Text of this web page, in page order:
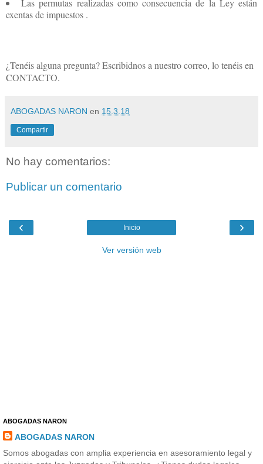
Las permutas realizadas como consecuencia de la Ley están
exentas de impuestos .
¿Tenéis alguna pregunta? Escribidnos a nuestro correo, lo tenéis en
CONTACTO.
ABOGADAS NARON en 15.3.18
Compartir
No hay comentarios:
Publicar un comentario
‹ ›
Inicio
Ver versión web
ABOGADAS NARON
ABOGADAS NARON
Somos abogadas con amplia experiencia en asesoramiento legal y